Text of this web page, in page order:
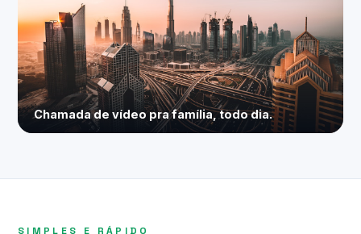
Chamada de vídeo pra família, todo dia.
SIMPLES E RÁPIDO